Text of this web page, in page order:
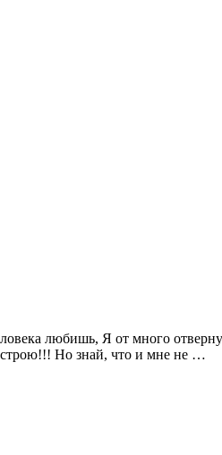
любишь, Я от много
строю!!! Но знай, что и мне не …